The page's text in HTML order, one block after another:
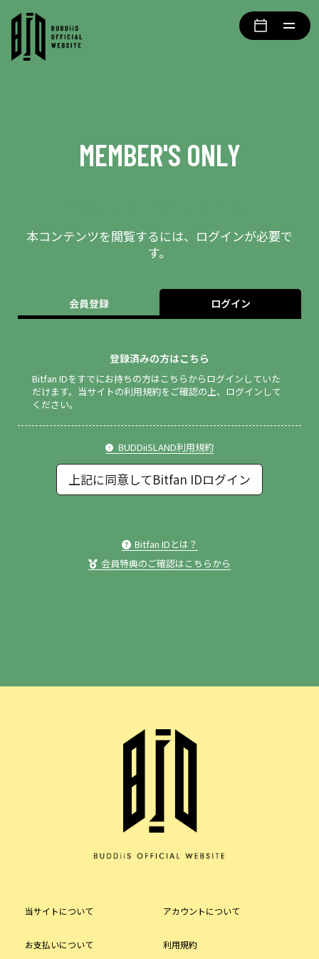
MEMBER'S ONLY
本コンテンツを閲覧するには、ログインが必要で
す。
会員登録 ログイン
登録済みの方はこちら
Bitfan IDをすでにお持ちの方はこちらからログインしていた
だけます。 当サイトの利用規約をご確認の上、ログインして
ください。
BUDDiiSLAND利用規約
上記に同意してBitfan IDログイン
Bitfan IDとは？
会員特典のご確認はこちらから
当サイトについて アカウントについて
お支払いについて 利用規約